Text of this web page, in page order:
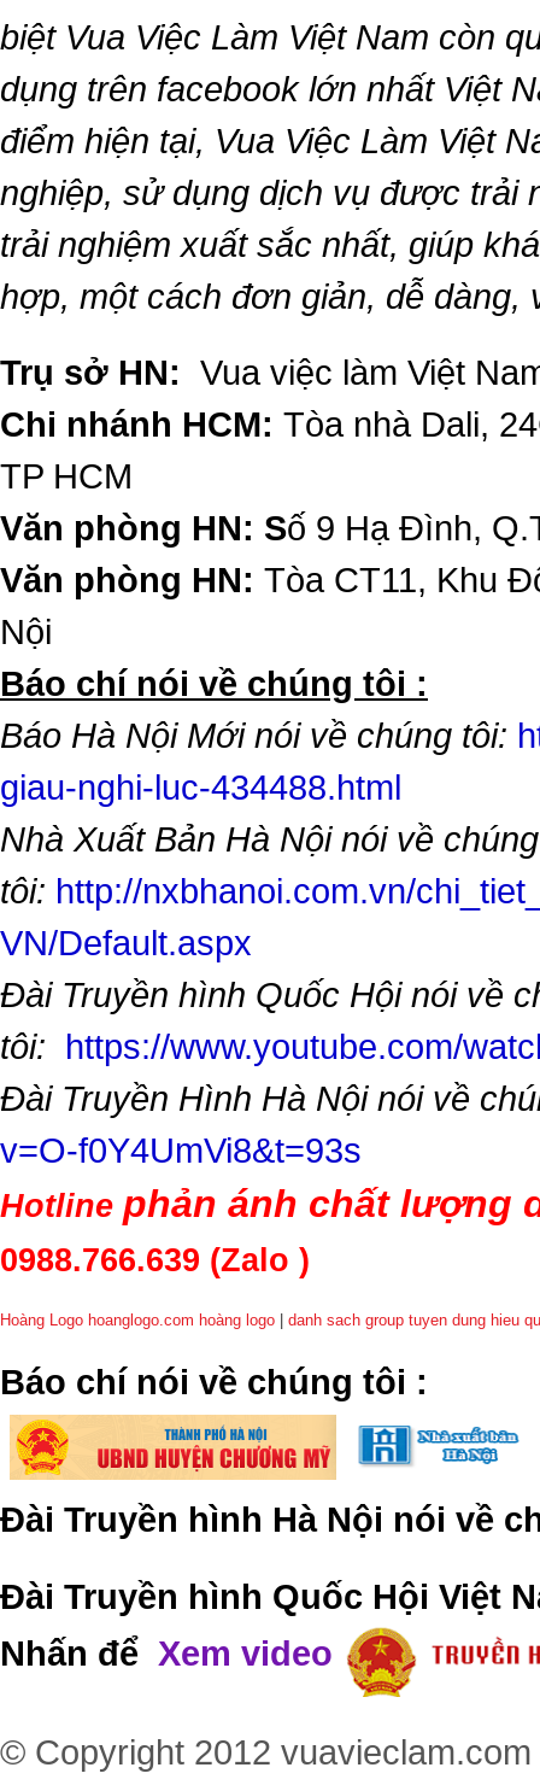
biệt Vua Việc Làm Việt Nam còn
dụng trên facebook lớn nhất Việt
điểm hiện tại, Vua Việc Làm Việt
nghiệp, sử dụng dịch vụ được trải
trải nghiệm xuất sắc nhất, giúp
hợp, một cách đơn giản, dễ dàng,
Trụ sở HN: Vua việc làm Việt
Chi nhánh HCM: Tòa nhà Dali,
TP HCM
Văn phòng HN: Số 9 Hạ Đình,
Văn phòng HN: Tòa CT11, Khu
Nội
​Báo chí nói về chúng tôi :
Báo Hà Nội Mới nói về chúng tôi:
giau-nghi-luc-434488.html
Nhà Xuất Bản Hà Nội nói về chúng
tôi: http://nxbhanoi.com.vn/
VN/Default.aspx
Đài Truyền hình Quốc Hội nói về
tôi: https://www.youtube.com/
Đài Truyền Hình Hà Nội nói về
v=O-f0Y4UmVi8&t=93s
Hotline phản ánh chất lượng
0988.766.639 (Zalo )
Hoàng Logo hoanglogo.com hoàng logo danh sach group tuyen dung hieu
​Báo chí nói về chúng tôi :
Đài Truyền hình Hà Nội nói về
Đài Truyền hình Quốc Hội Việt
Nhấn để Xem video
© Copyright 2012 vuavieclam.com